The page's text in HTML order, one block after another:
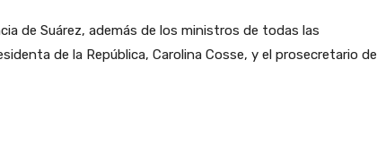
de Suárez, además de los ministros de todas las
de la República, Carolina Cosse, y el prosecretario de